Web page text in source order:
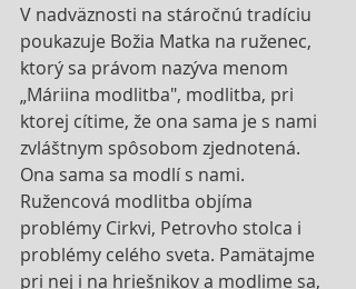
V nadväznosti na stáročnú tradíciu
poukazuje Božia Matka na ruženec,
ktorý sa právom nazýva menom
„Máriina modlitba", modlitba, pri
ktorej cítime, že ona sama je s nami
zvláštnym spôsobom zjednotená.
Ona sama sa modlí s nami.
Ružencová modlitba objíma
problémy Cirkvi, Petrovho stolca i
problémy celého sveta. Pamätajme
pri nej i na hriešnikov a modlime sa,